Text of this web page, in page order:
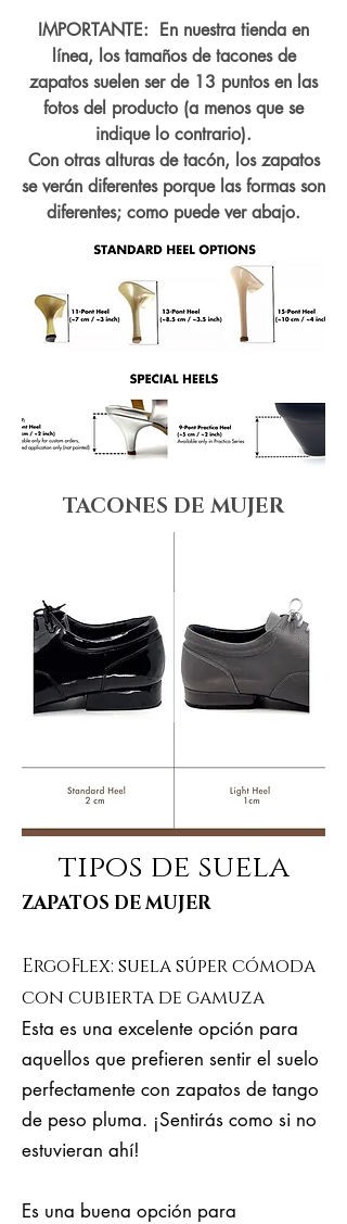
IMPORTANTE: En nuestra tienda en
línea, los tamaños de tacones de
zapatos suelen ser de 13 puntos en las
fotos del producto (a menos que se
indique lo contrario).
Con otras alturas de tacón, los zapatos
se verán diferentes porque las formas son
diferentes; como puede ver abajo.
TACONES DE MUJER
tipos de suela
ZAPATOS DE MUJER
ErgoFlex: suela súper cómoda
con cubierta de gamuza
Esta es una excelente opción para
aquellos que prefieren sentir el suelo
perfectamente con zapatos de tango
de peso pluma. ¡Sentirás como si no
estuvieran ahí!
Es una buena opción para